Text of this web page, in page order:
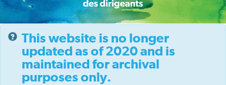
This website is no longer
updated as of 2020 and is
maintained for archival
purposes only.